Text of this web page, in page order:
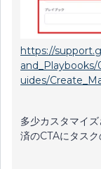
https://
uides/
多少カスタマイ
済のCTAにタスク